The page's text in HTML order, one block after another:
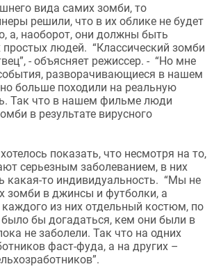
вида самих зомби, то
решили, что в их облике не будет
а, наоборот, они должны быть
людей. “Классический зомби
- объясняет режиссер. - “Но мне
разворачивающиеся в нашем
больше походили на реальную
Так что в нашем фильме люди
в результате вирусного
показать, что несмотря на то,
серьезным заболеванием, в них
какая-то индивидуальность. “Мы не
зомби в джинсы и футболки, а
из них отдельный костюм, по
бы догадаться, кем они были в
не заболели. Так что на одних
фаст-фуда, а на других –